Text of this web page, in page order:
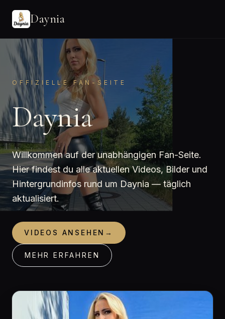
Daynia
OFFIZIELLE FAN-SEITE
Daynia
Willkommen auf der unabhängigen Fan-Seite.
Hier findest du alle aktuellen Videos, Bilder und
Hintergrundinfos rund um Daynia — täglich
aktualisiert.
VIDEOS ANSEHEN →
MEHR ERFAHREN